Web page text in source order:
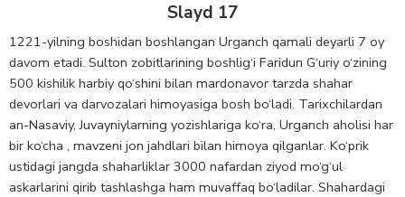
Slayd 17
1221-yilning boshidan boshlangan Urganch qamali deyarli 7 oy
davom etadi. Sulton zobitlarining boshlig‘i Faridun G‘uriy o‘zining
500 kishilik harbiy qo‘shini bilan mardonavor tarzda shahar
devorlari va darvozalari himoyasiga bosh bo‘ladi. Tarixchilardan
an-Nasaviy, Juvayniylarning yozishlariga ko‘ra, Urganch aholisi har
bir ko‘cha , mavzeni jon jahdlari bilan himoya qilganlar. Ko‘prik
ustidagi jangda shaharliklar 3000 nafardan ziyod mo‘g‘ul
askarlarini qirib tashlashga ham muvaffaq bo‘ladilar. Shahardagi